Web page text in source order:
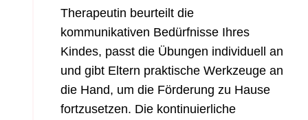
Therapeutin beurteilt die
kommunikativen Bedürfnisse Ihres
Kindes, passt die Übungen individuell an
und gibt Eltern praktische Werkzeuge an
die Hand, um die Förderung zu Hause
fortzusetzen. Die kontinuierliche